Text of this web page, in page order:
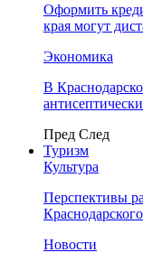
Оформить
края могут
Экономика
В
Пред След
Туризм
Культура
Перспективы
Новости